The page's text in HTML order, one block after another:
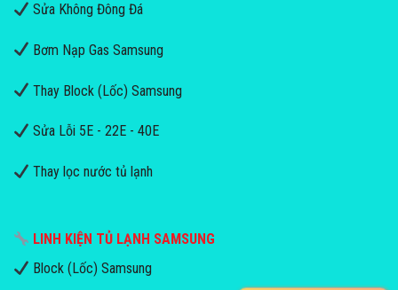
Sửa Không Đông Đá
Bơm Nạp Gas Samsung
Thay Block (Lốc) Samsung
Sửa Lỗi 5E - 22E - 40E
Thay lọc nước tủ lạnh
LINH KIỆN TỦ LẠNH SAMSUNG
Block (Lốc) Samsung